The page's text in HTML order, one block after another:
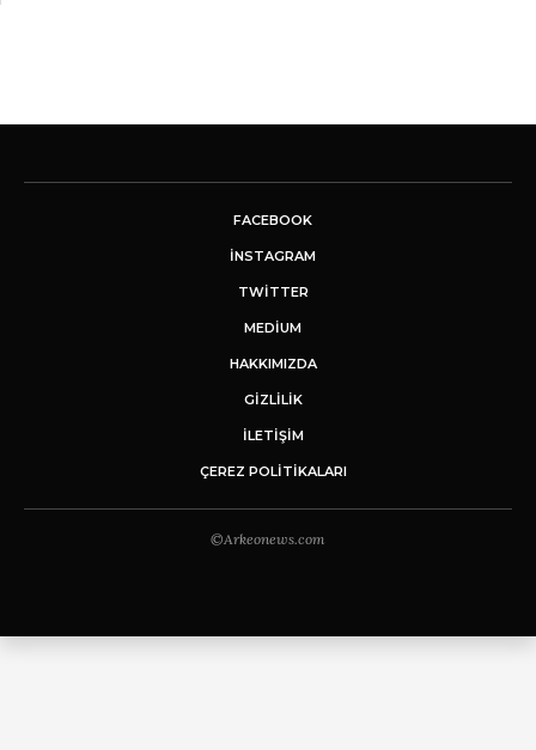
FACEBOOK
INSTAGRAM
TWITTER
MEDIUM
HAKKIMIZDA
GİZLİLİK
İLETIŞIM
ÇEREZ POLITIKALARI
©Arkeonews.com